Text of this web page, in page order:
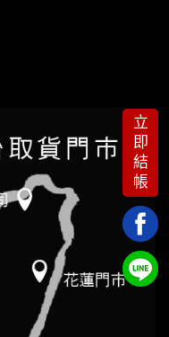
立
即
結
帳